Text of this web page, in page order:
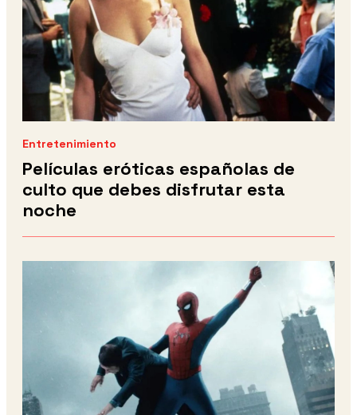
Entretenimiento
Películas eróticas españolas de
culto que debes disfrutar esta
noche